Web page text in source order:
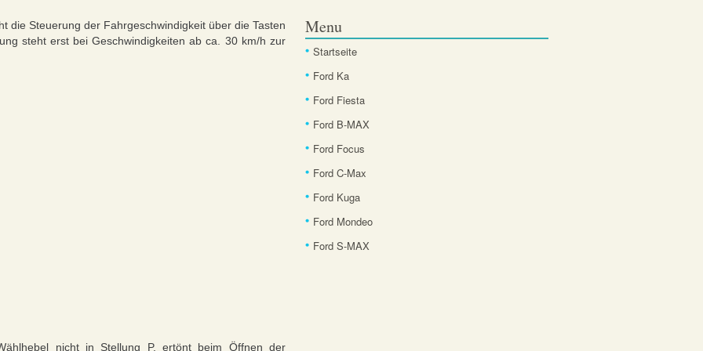
die Steuerung der Fahrgeschwindigkeit über die Tasten
steht erst bei Geschwindigkeiten ab ca. 30 km/h zur
nicht in Stellung P, ertönt beim Öffnen der
Menu
Startseite
Ford Ka
Ford Fiesta
Ford B-MAX
Ford Focus
Ford C-Max
Ford Kuga
Ford Mondeo
Ford S-MAX